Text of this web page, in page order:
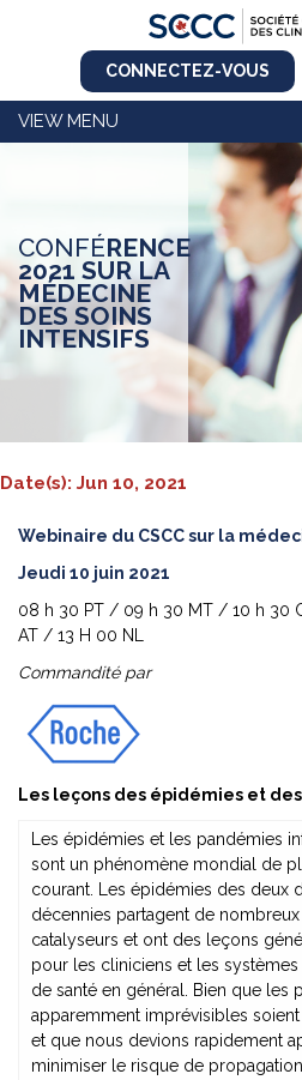
CONNECTEZ-VOUS
MENU
CONFÉRENCE
2021 SUR LA
MÉDECINE
DES SOINS
INTENSIFS
Date(s): Jun 10, 2021
Webinaire du CSCC sur la
Jeudi 10 juin 2021
08 h 30 PT / 09 h 30 MT / 10 h 30
AT / 13 H 00 NL
Commandité par
Les leçons des épidémies et
Les épidémies et les pandémies
sont un phénomène mondial de
courant. Les épidémies des deux
décennies partagent de nombreux
catalyseurs et ont des leçons
pour les cliniciens et les systèmes
de santé en général. Bien que les
apparemment imprévisibles soient
et que nous devions rapidement
minimiser le risque de